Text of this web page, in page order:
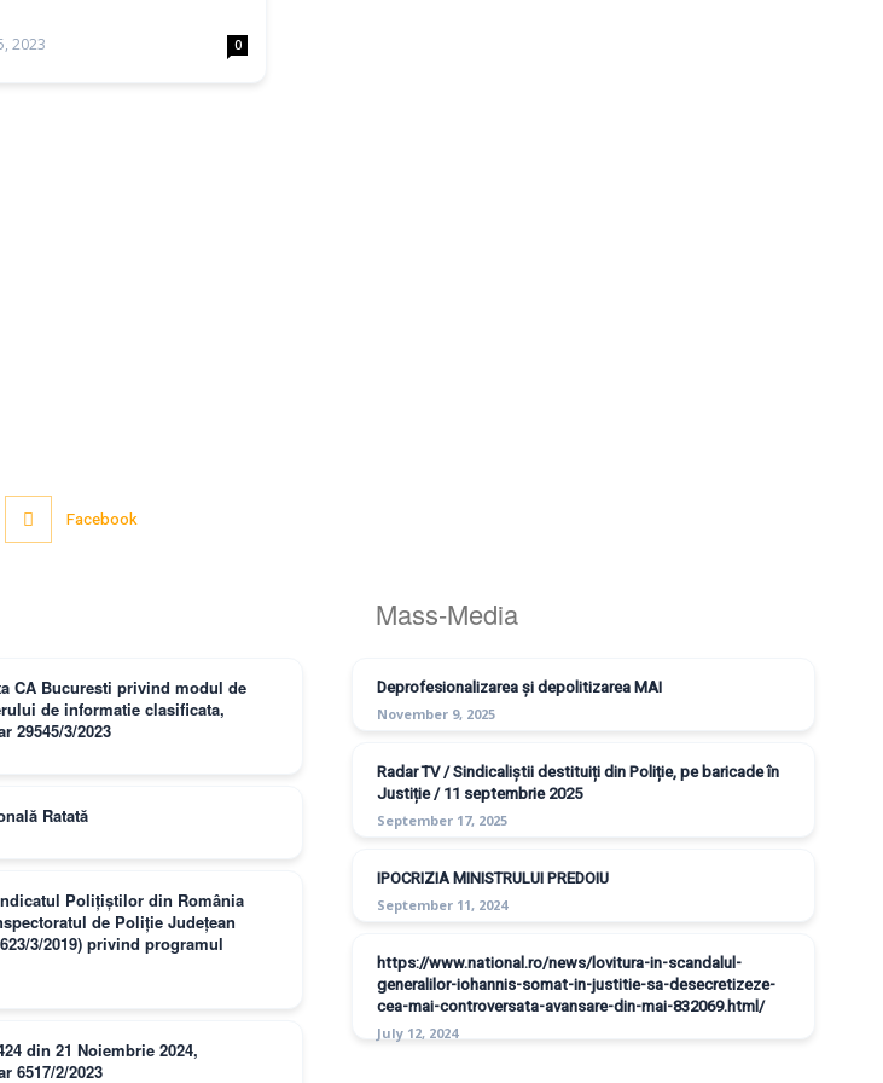
2023 0
Facebook
CA Bucuresti privind modul de
de informatie clasificata,
29545/3/2023
Ratată
Polițiștilor din România
de Poliție Județean
3/2019) privind programul
din 21 Noiembrie 2024,
6517/2/2023
Mass-Media
Deprofesionalizarea și depolitizarea MAI
November 9, 2025
Radar TV / Sindicaliștii destituiți din Poliție, pe baricade în
Justiție / 11 septembrie 2025
September 17, 2025
IPOCRIZIA MINISTRULUI PREDOIU
September 11, 2024
https://www.national.ro/news/lovitura-in-scandalul-
generalilor-iohannis-somat-in-justitie-sa-desecretizeze-
cea-mai-controversata-avansare-din-mai-832069.html/
July 12, 2024